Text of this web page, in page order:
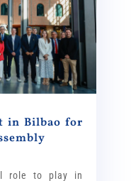
in Bilbao for
role to play in